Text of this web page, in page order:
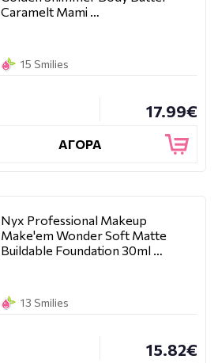
Caramelt Mami …
15 Smilies
17.99€
ΑΓΟΡΑ
Nyx Professional Makeup
Make'em Wonder Soft Matte
Buildable Foundation 30ml …
13 Smilies
15.82€